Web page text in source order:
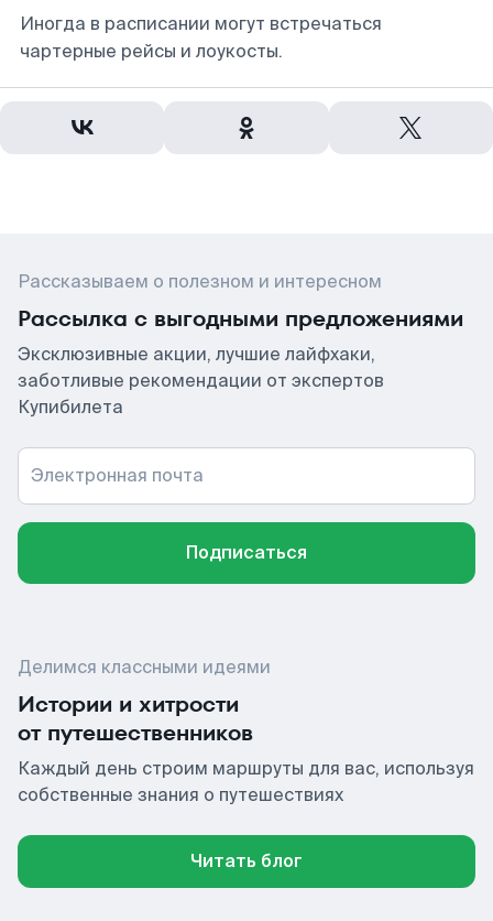
Иногда в расписании могут встречаться
чартерные рейсы и лоукосты.
Рассказываем о полезном и интересном
Рассылка с выгодными предложениями
Эксклюзивные акции, лучшие лайфхаки,
заботливые рекомендации от экспертов
Купибилета
Электронная почта
Подписаться
Делимся классными идеями
Истории и хитрости
от путешественников
Каждый день строим маршруты для вас, используя
собственные знания о путешествиях
Читать блог